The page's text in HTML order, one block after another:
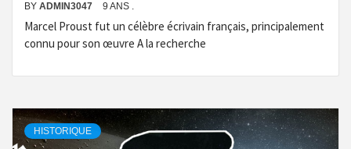
BY ADMIN3047 9 ANS .
Marcel Proust fut un célèbre écrivain français, principalement
connu pour son œuvre A la recherche
HISTORIQUE